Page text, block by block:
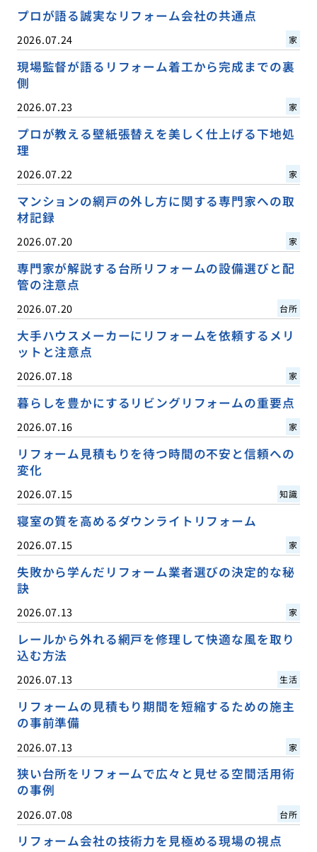
プロが語る誠実なリフォーム会社の共通点
2026.07.24 家
現場監督が語るリフォーム着工から完成までの裏
側
2026.07.23 家
プロが教える壁紙張替えを美しく仕上げる下地処
理
2026.07.22 家
マンションの網戸の外し方に関する専門家への取
材記録
2026.07.20 家
専門家が解説する台所リフォームの設備選びと配
管の注意点
2026.07.20 台所
大手ハウスメーカーにリフォームを依頼するメリ
ットと注意点
2026.07.18 家
暮らしを豊かにするリビングリフォームの重要点
2026.07.16 家
リフォーム見積もりを待つ時間の不安と信頼への
変化
2026.07.15 知識
寝室の質を高めるダウンライトリフォーム
2026.07.15 家
失敗から学んだリフォーム業者選びの決定的な秘
訣
2026.07.13 家
レールから外れる網戸を修理して快適な風を取り
込む方法
2026.07.13 生活
リフォームの見積もり期間を短縮するための施主
の事前準備
2026.07.13 家
狭い台所をリフォームで広々と見せる空間活用術
の事例
2026.07.08 台所
リフォーム会社の技術力を見極める現場の視点